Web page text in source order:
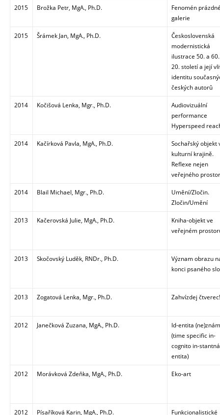
2015 Brožka Petr, MgA., Ph.D.
Fenomén
galerie
2015 Šrámek Jan, MgA., Ph.D.
Československá
modernistická
ilustrace 50. a
20. století a její
identitu
českých autorů
2014 Kočišová Lenka, Mgr., Ph.D.
Audiovizuální
performance
Hyperspeed
2014 Kačírková Pavla, MgA., Ph.D.
Sochařský objekt
kulturní krajině.
Reflexe nejen
veřejného
2014 Blail Michael, Mgr., Ph.D.
Umění/Zločin.
Zločin/Umění
2013 Kačerovská Julie, MgA., Ph.D.
Kniha-objekt ve
veřejném
2013 Skočovský Luděk, RNDr., Ph.D.
Význam obrazu
konci psaného
2013 Zogatová Lenka, Mgr., Ph.D. Zahvízdej čtverec!
2012 Janečková Zuzana, MgA., Ph.D.
Id-entita
(time specific in-
cognito in-
entita)
2012 Morávková Zdeňka, MgA., Ph.D. Eko-art
2012 Písaříková Karin, MgA., Ph.D.
Funkcionalistické